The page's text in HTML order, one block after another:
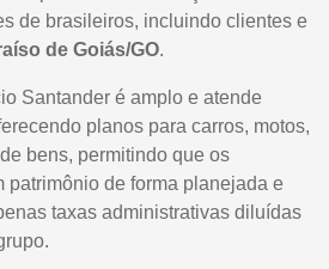
de brasileiros, incluindo clientes e
de Goiás/GO.
Santander é amplo e atende
planos para carros, motos,
bens, permitindo que os
patrimônio de forma planejada e
taxas administrativas diluídas